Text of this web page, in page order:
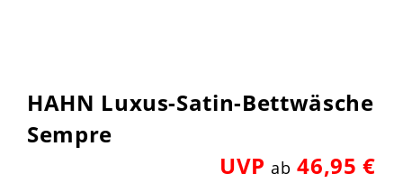
HAHN Luxus-Satin-Bettwäsche
Sempre
UVPab 46,95 €